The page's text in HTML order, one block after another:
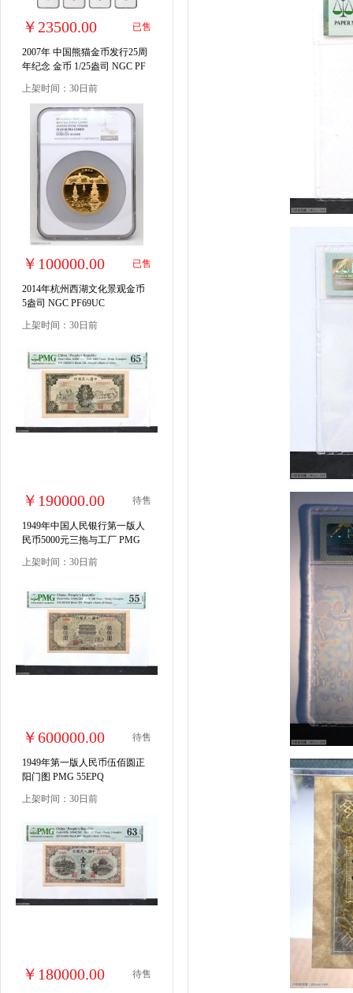
￥23500.00 已售
2007年 中国熊猫金币发行25周
年纪念 金币 1/25盎司 NGC PF
上架时间：30日前
￥100000.00 已售
2014年杭州西湖文化景观金币
5盎司 NGC PF69UC
上架时间：30日前
￥190000.00 待售
1949年中国人民银行第一版人
民币5000元三拖与工厂 PMG
上架时间：30日前
￥600000.00 待售
1949年第一版人民币伍佰圆正
阳门图 PMG 55EPQ
上架时间：30日前
￥180000.00 待售